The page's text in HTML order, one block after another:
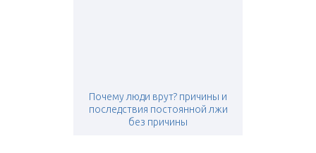
Почему люди врут? причины и
последствия постоянной лжи
без причины